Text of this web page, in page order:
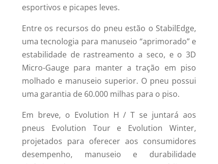
esportivos e picapes leves.
Entre os recursos do pneu estão o StabilEdge,
uma tecnologia para manuseio “aprimorado” e
estabilidade de rastreamento a seco, e o 3D
Micro-Gauge para manter a tração em piso
molhado e manuseio superior. O pneu possui
uma garantia de 60.000 milhas para o piso.
Em breve, o Evolution H / T se juntará aos
pneus Evolution Tour e Evolution Winter,
projetados para oferecer aos consumidores
desempenho, manuseio e durabilidade